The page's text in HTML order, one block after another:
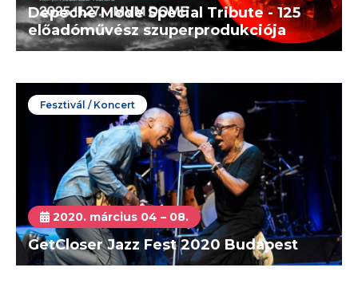
Depeche Mode Special Tribute - 125
előadóművész szuperprodukciója
Fesztivál / Koncert
2020. március 04 – 08.
GetCloser Jazz Fest 2020 Budapest